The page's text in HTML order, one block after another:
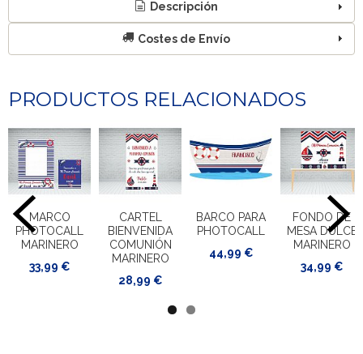
Descripción
Costes de Envío
PRODUCTOS RELACIONADOS
MARCO
PHOTOCALL
MARINERO
33,99 €
CARTEL
BIENVENIDA
COMUNIÓN
MARINERO
28,99 €
BARCO PARA
PHOTOCALL
44,99 €
FONDO DE
MESA DULCE
MARINERO
34,99 €